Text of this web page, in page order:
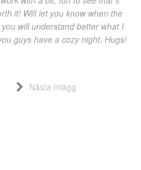
it! Will let you know when the
will understand better what I
guys have a cozy night. Hugs!
Nästa inlägg